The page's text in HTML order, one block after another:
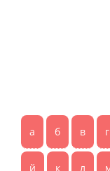
а б в г
й к л